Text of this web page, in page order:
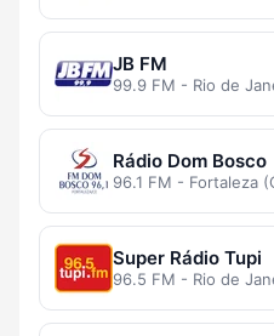
JB FM
99.9 FM - Rio de
Rádio Dom Bosco
96.1 FM - Fortaleza
Super Rádio Tupi
96.5 FM - Rio de